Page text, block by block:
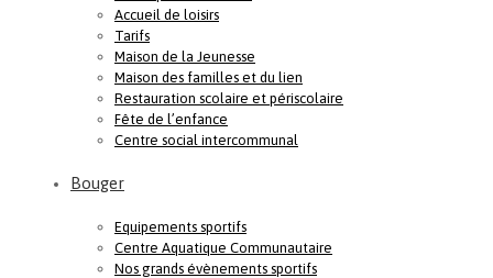
Accueil de loisirs
Tarifs
Maison de la Jeunesse
Maison des familles et du lien
Restauration scolaire et périscolaire
Fête de l’enfance
Centre social intercommunal
Bouger
Equipements sportifs
Centre Aquatique Communautaire
Nos grands évènements sportifs